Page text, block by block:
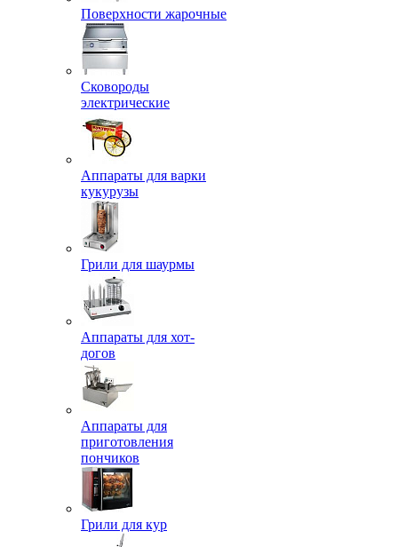
Поверхности жарочные
Сковороды
электрические
Аппараты для варки
кукурузы
Грили для шаурмы
Аппараты для хот-
догов
Аппараты для
приготовления
пончиков
Грили для кур